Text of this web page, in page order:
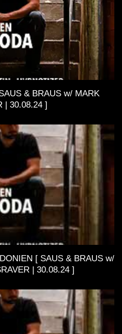
& BRAUS w/ MARK
| 30.08.24 ]
[ SAUS & BRAUS w/
| 30.08.24 ]